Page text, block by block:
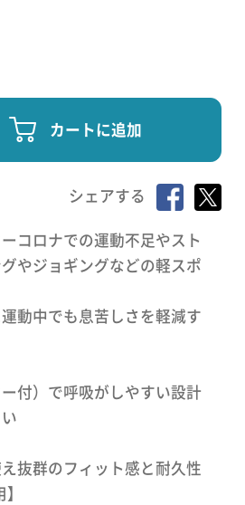
カートに追加
シェアする
コロナでの運動不足やスト
やジョギングなどの軽スポ
動中でも息苦しさを軽減す
付）で呼吸がしやすい設計
抜群のフィット感と耐久性